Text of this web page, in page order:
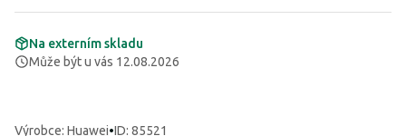
Na externím skladu
Může být u vás 12.08.2026
Výrobce: Huawei•ID: 85521